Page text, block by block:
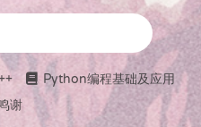
Python编程基础及应用
谢